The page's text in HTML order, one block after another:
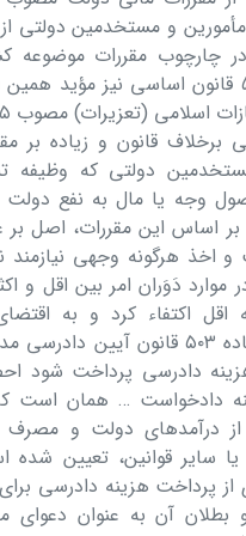
و مستخدمین دولتی
چارچوب مقررات موضوعه
طرفی اصل ۵۱ قانون اساسی نیز
برخلاف قانون و زیاده بر
دولتی که وظیفه
وجه یا مال به نفع دولت
اساس این مقررات، اصل بر
هرگونه وجهی نیازمند
موارد دَوَران امر بین اقل و
اقل اکتفاء کرد و به
همچنین در ماده ۵۰۳ قانون آیین
دادرسی پرداخت شود
درآمدهای دولت و مصرف
از پرداخت هزینه دادرسی
بطلان آن به عنوان دعوای